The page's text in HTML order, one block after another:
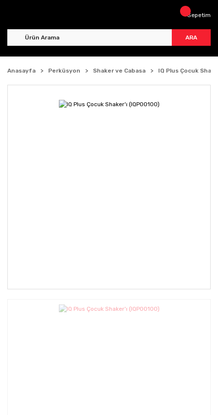
ARA
Sepetim
Anasayfa Perküsyon Shaker ve Cabasa IQ Plus Çocuk